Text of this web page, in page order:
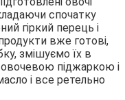
спочатку
гіркий перець і
вже готові,
змішуємо їх в
овочевою піджаркою і
і все ретельно